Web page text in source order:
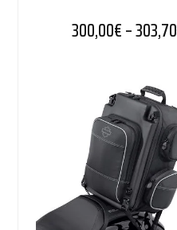
300,00€–303,70